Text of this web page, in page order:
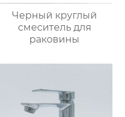
Черный круглый
смеситель для
раковины